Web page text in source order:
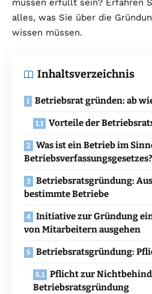
müssen erfüllt sein? Erfahren
alles, was Sie über die
wissen müssen.
Inhaltsverzeichnis
Betriebsrat gründen: ab
Vorteile der
Was ist ein Betrieb im
Betriebsverfassungsgesetzes?
Betriebsratsgründung:
bestimmte Betriebe
Initiative zur Gründung
von Mitarbeitern ausgehen
Betriebsratsgründung:
Pflicht zur
Betriebsratsgründung